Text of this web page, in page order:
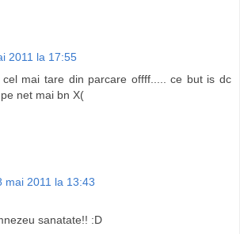
2011 la 17:55
mai tare din parcare offff..... ce but is dc
net mai bn X(
mai 2011 la 13:43
sanatate!! :D